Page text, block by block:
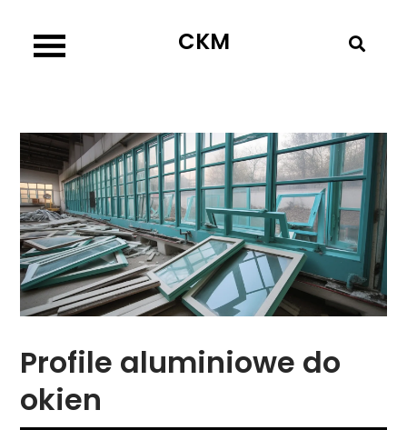
content
CKM
Profile aluminiowe do
okien